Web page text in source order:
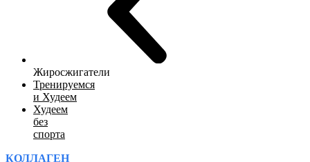
Жиросжигатели
Тренируемся
и Худеем
Худеем
без
спорта
КОЛЛАГЕН